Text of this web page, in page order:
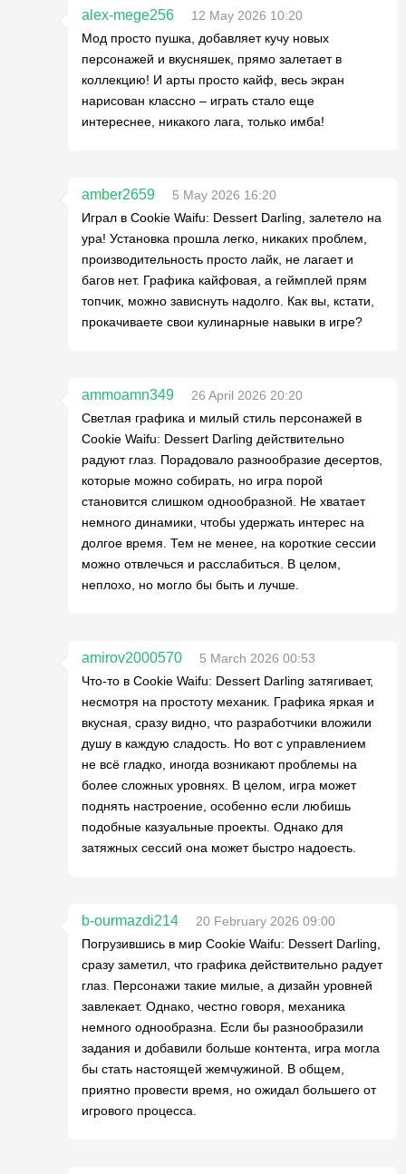
alex-mege256
12 May 2026 10:20
Мод просто пушка, добавляет кучу новых
персонажей и вкусняшек, прямо залетает в
коллекцию! И арты просто кайф, весь экран
нарисован классно – играть стало еще
интереснее, никакого лага, только имба!
amber2659
5 May 2026 16:20
Играл в Cookie Waifu: Dessert Darling, залетело на
ура! Установка прошла легко, никаких проблем,
производительность просто лайк, не лагает и
багов нет. Графика кайфовая, а геймплей прям
топчик, можно зависнуть надолго. Как вы, кстати,
прокачиваете свои кулинарные навыки в игре?
ammoamn349
26 April 2026 20:20
Светлая графика и милый стиль персонажей в
Cookie Waifu: Dessert Darling действительно
радуют глаз. Порадовало разнообразие десертов,
которые можно собирать, но игра порой
становится слишком однообразной. Не хватает
немного динамики, чтобы удержать интерес на
долгое время. Тем не менее, на короткие сессии
можно отвлечься и расслабиться. В целом,
неплохо, но могло бы быть и лучше.
amirov2000570
5 March 2026 00:53
Что-то в Cookie Waifu: Dessert Darling затягивает,
несмотря на простоту механик. Графика яркая и
вкусная, сразу видно, что разработчики вложили
душу в каждую сладость. Но вот с управлением
не всё гладко, иногда возникают проблемы на
более сложных уровнях. В целом, игра может
поднять настроение, особенно если любишь
подобные казуальные проекты. Однако для
затяжных сессий она может быстро надоесть.
b-ourmazdi214
20 February 2026 09:00
Погрузившись в мир Cookie Waifu: Dessert Darling,
сразу заметил, что графика действительно радует
глаз. Персонажи такие милые, а дизайн уровней
завлекает. Однако, честно говоря, механика
немного однообразна. Если бы разнообразили
задания и добавили больше контента, игра могла
бы стать настоящей жемчужиной. В общем,
приятно провести время, но ожидал большего от
игрового процесса.